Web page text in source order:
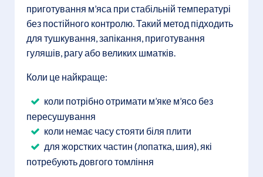
приготування м’яса при стабільній температурі
без постійного контролю. Такий метод підходить
для тушкування, запікання, приготування
гуляшів, рагу або великих шматків.
Коли це найкраще:
коли потрібно отримати м’яке м’ясо без
пересушування
коли немає часу стояти біля плити
для жорстких частин (лопатка, шия), які
потребують довгого томління